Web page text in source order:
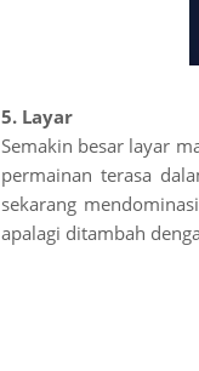
5. Layar
Semakin besar layar
permainan terasa
sekarang
apalagi ditambah